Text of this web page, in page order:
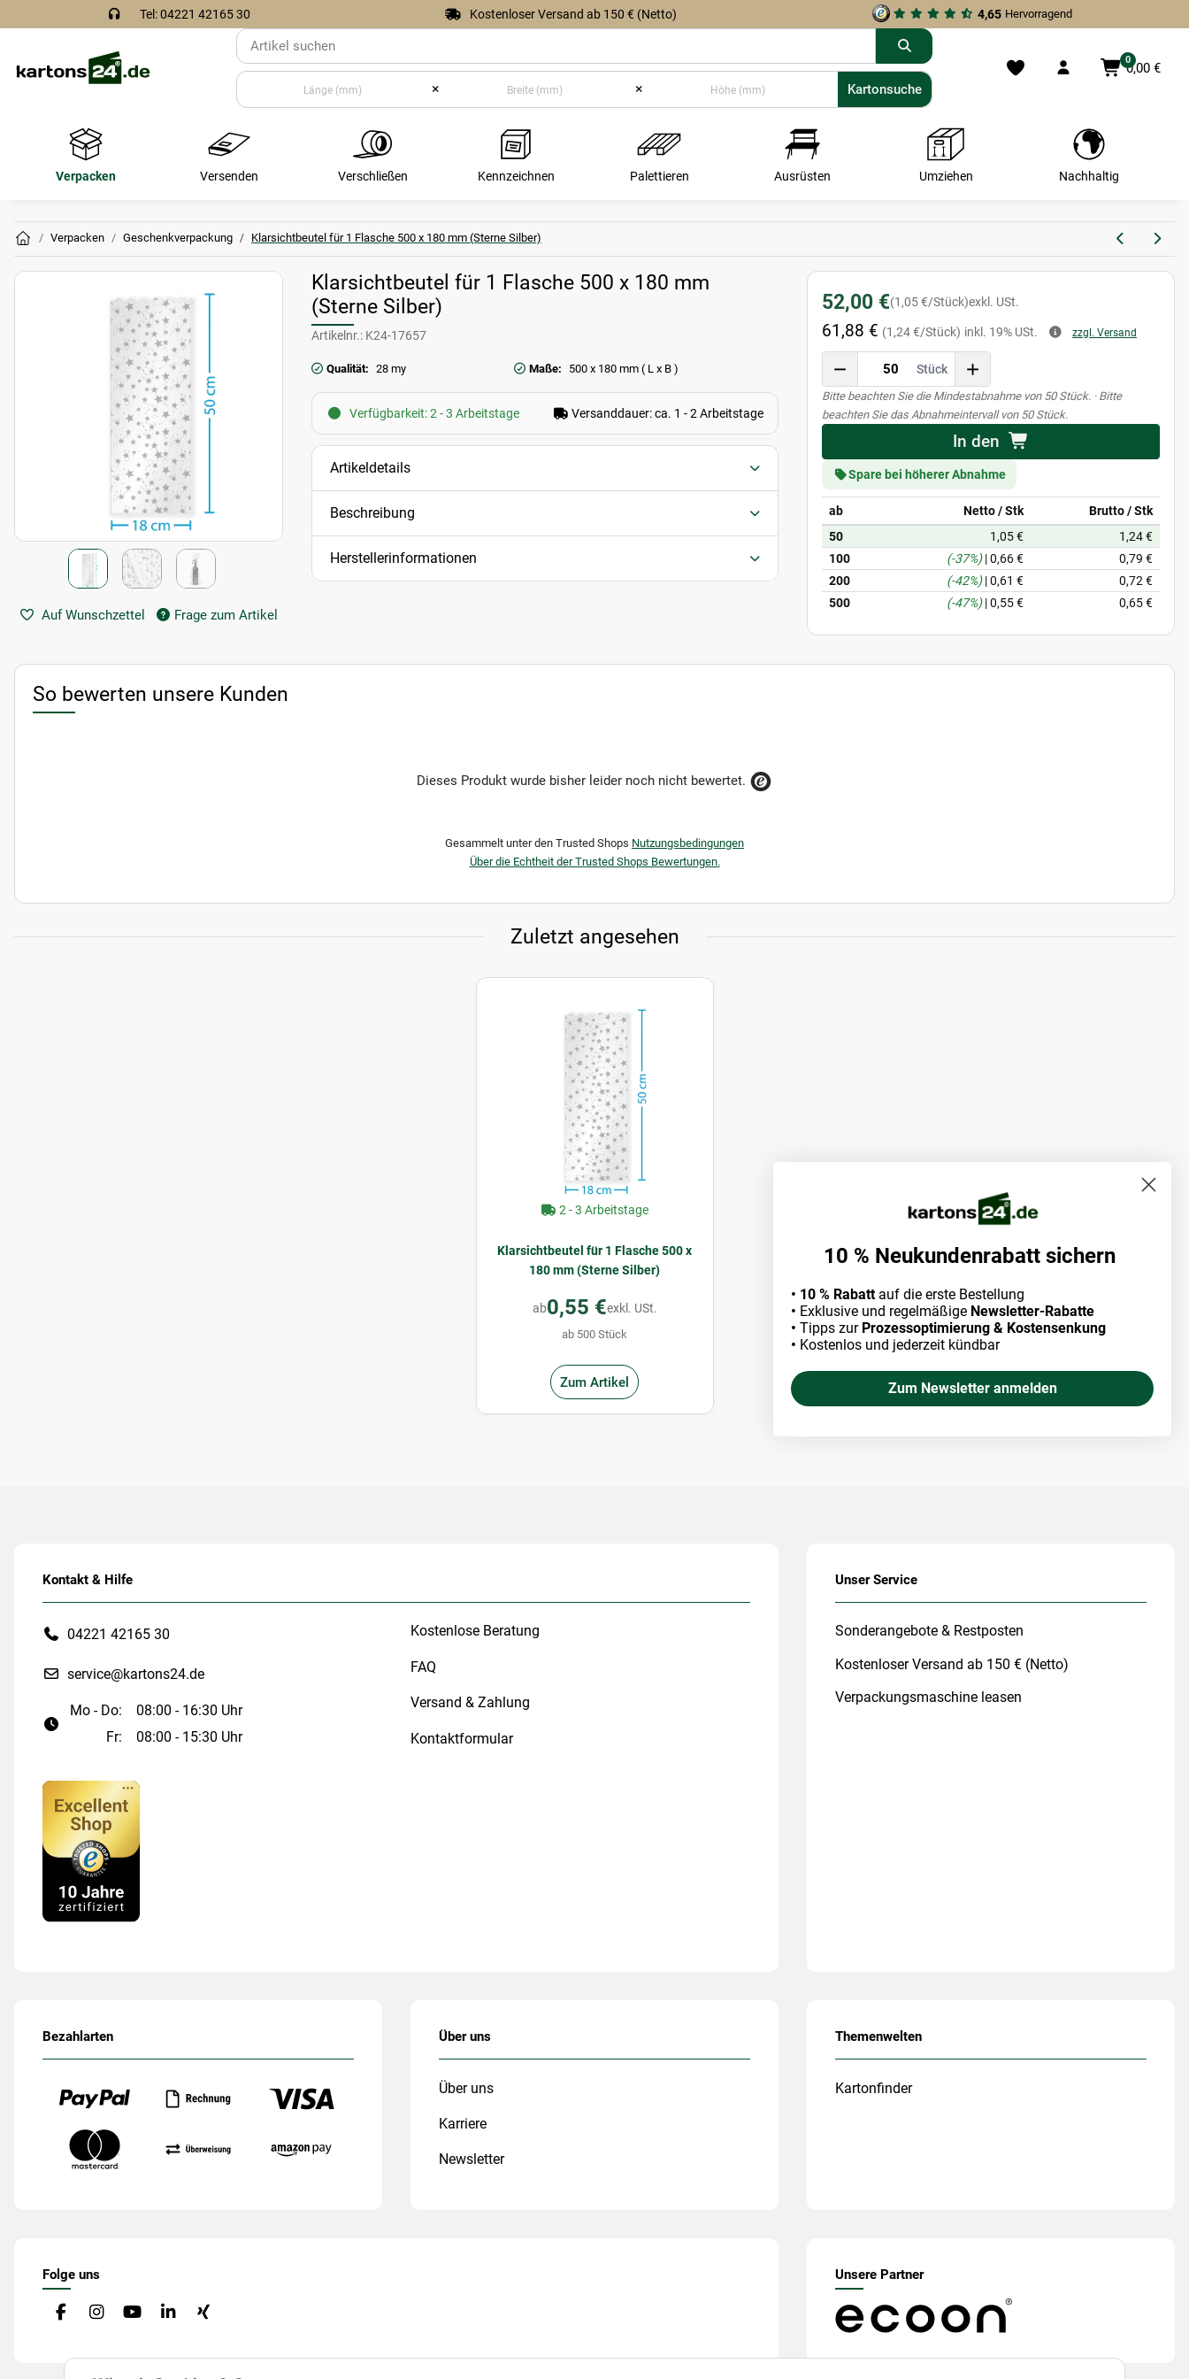
Tel: 04221 42165 30 Kostenloser Versand ab 150 € (Netto) 4,65 Hervorragend
0
0,00 €
× × Kartonsuche
Kartonsuche
Verpacken Versenden Verschließen Kennzeichnen Palettieren Ausrüsten Umziehen Nachhaltig
Verpacken Geschenkverpackung Klarsichtbeutel für 1 Flasche 500 x 180 mm (Sterne Silber)
Auf Wunschzettel Frage zum Artikel
Klarsichtbeutel für 1 Flasche 500 x 180 mm
(Sterne Silber)
Artikelnr.: K24-17657
Qualität: 28 my Maße: 500 x 180 mm ( L x B )
Verfügbarkeit: 2 - 3 Arbeitstage Versanddauer: ca. 1 - 2 Arbeitstage
Artikeldetails
Beschreibung
Herstellerinformationen
52,00 €(1,05 €/Stück)exkl. USt.
61,88 € (1,24 €/Stück) inkl. 19% USt. zzgl. Versand
Stück
xBitte beachten Sie die Mindestabnahme von 50 Stück. · Bitte
beachten Sie das Abnahmeintervall von 50 Stück.
In den
Spare bei höherer Abnahme
ab Netto / Stk
Brutto / Stk
50
1,05 €
1,24 €
100
(-37%)|0,66 €
0,79 €
200
(-42%)|0,61 €
0,72 €
500
(-47%)|0,55 € 0,65 €
So bewerten unsere Kunden
Dieses Produkt wurde bisher leider noch nicht bewertet.
Gesammelt unter den Trusted Shops Nutzungsbedingungen
Über die Echtheit der Trusted Shops Bewertungen.
Zuletzt angesehen
2 - 3 Arbeitstage
Klarsichtbeutel für 1 Flasche 500 x
180 mm (Sterne Silber)
ab0,55 €exkl. USt.
ab 500 Stück
Zum Artikel
Kontakt & Hilfe
04221 42165 30
service@kartons24.de
Mo - Do:
08:00 - 16:30 Uhr
Fr:
08:00 - 15:30 Uhr
Kostenlose Beratung
FAQ
Versand & Zahlung
Kontaktformular
Unser Service
Sonderangebote & Restposten
Kostenloser Versand ab 150 € (Netto)
Verpackungsmaschine leasen
Bezahlarten Über uns
Über uns
Karriere
Newsletter
Themenwelten
Kartonfinder
Folge uns Unsere Partner
10 % Neukundenrabatt sichern
• 10 % Rabatt auf die erste Bestellung
• Exklusive und regelmäßige Newsletter-Rabatte
• Tipps zur Prozessoptimierung & Kostensenkung
• Kostenlos und jederzeit kündbar
Zum Newsletter anmelden